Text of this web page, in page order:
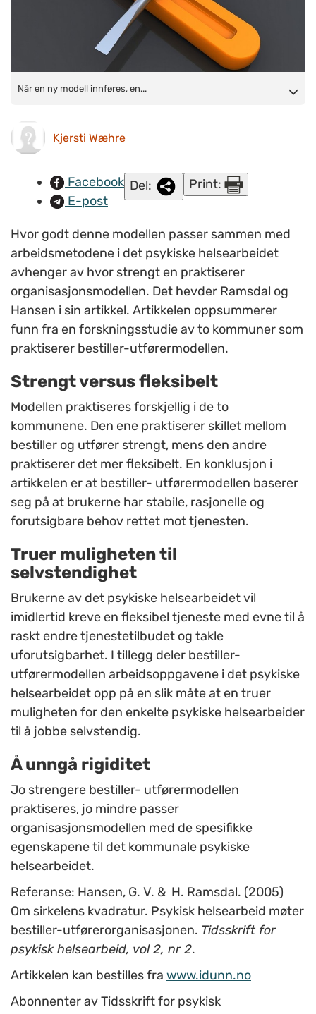
Når en ny modell innføres, endres vilkårene for de allerede
Når en ny modell innføres, en...
Kjersti Wæhre
Facebook
E-post
Del: Print:
Hvor godt denne modellen passer sammen med
arbeidsmetodene i det psykiske helsearbeidet
avhenger av hvor strengt en praktiserer
organisasjonsmodellen. Det hevder Ramsdal og
Hansen i sin artikkel. Artikkelen oppsummerer
funn fra en forskningsstudie av to kommuner som
praktiserer bestiller-utførermodellen.
Strengt versus fleksibelt
Modellen praktiseres forskjellig i de to
kommunene. Den ene praktiserer skillet mellom
bestiller og utfører strengt, mens den andre
praktiserer det mer fleksibelt. En konklusjon i
artikkelen er at bestiller- utførermodellen baserer
seg på at brukerne har stabile, rasjonelle og
forutsigbare behov rettet mot tjenesten.
Truer muligheten til
selvstendighet
Brukerne av det psykiske helsearbeidet vil
imidlertid kreve en fleksibel tjeneste med evne til å
raskt endre tjenestetilbudet og takle
uforutsigbarhet. I tillegg deler bestiller-
utførermodellen arbeidsoppgavene i det psykiske
helsearbeidet opp på en slik måte at en truer
muligheten for den enkelte psykiske helsearbeider
til å jobbe selvstendig.
Å unngå rigiditet
Jo strengere bestiller- utførermodellen
praktiseres, jo mindre passer
organisasjonsmodellen med de spesifikke
egenskapene til det kommunale psykiske
helsearbeidet.
Referanse: Hansen, G. V. & H. Ramsdal. (2005)
Om sirkelens kvadratur. Psykisk helsearbeid møter
bestiller-utførerorganisasjonen. Tidsskrift for
psykisk helsearbeid, vol 2, nr 2.
Artikkelen kan bestilles fra www.idunn.no
Abonnenter av Tidsskrift for psykisk